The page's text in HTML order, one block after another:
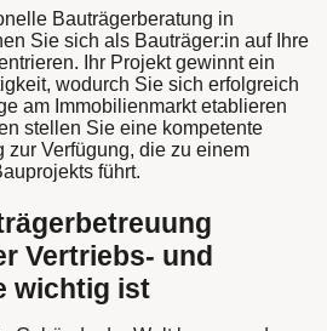
Bauträgerberatung in
Sie sich als Bauträger:in auf Ihre
Ihr Projekt gewinnt ein
wodurch Sie sich erfolgreich
am Immobilienmarkt etablieren
stellen Sie eine kompetente
zur Verfügung, die zu einem
führt.
Vertriebs- und
wichtig ist